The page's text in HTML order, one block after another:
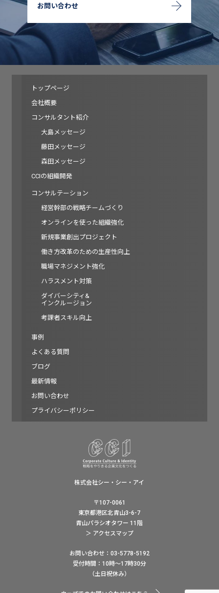
お問い合わせ
トップページ
会社概要
コンサルタント紹介
大島メッセージ
藤田メッセージ
森田メッセージ
CCIの組織開発
コンサルテーション
経営幹部の戦略チームづくり
オンラインを使った組織強化
新規事業創出プロジェクト
働き方改革のための生産性向上
職場マネジメント強化
ハラスメント対策
ダイバーシティ&
インクルージョン
考課者スキル向上
事例
よくある質問
ブログ
最新情報
お問い合わせ
プライバシーポリシー
株式会社シー・シー・アイ
〒107-0061
東京都港区北青山3-6-7
青山パラシオタワー 11階
＞ アクセスマップ
お問い合わせ：03-5778-5192
受付時間：10時〜17時30分
（土日祝休み）